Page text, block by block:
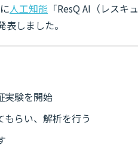
人工知能 「ResQ AI（レスキュ
しました。
実験を開始
らい、解析を行う